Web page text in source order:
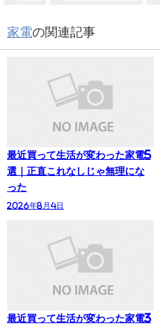
家電の関連記事
最近買って生活が変わった家電5
選｜正直これなしじゃ無理にな
った
2026年8月4日
最近買って生活が変わった家電3